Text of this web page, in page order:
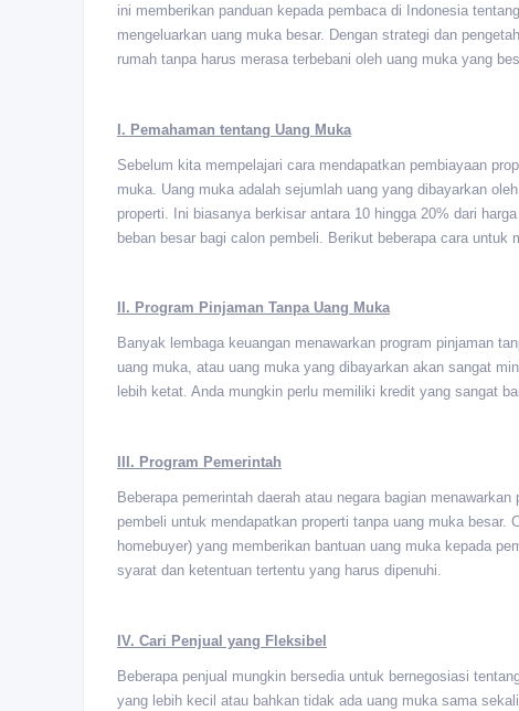
ini memberikan panduan kepada pembaca di Indonesia
mengeluarkan uang muka besar. Dengan strategi dan
rumah tanpa harus merasa terbebani oleh uang muka yang
I. Pemahaman tentang Uang Muka
Sebelum kita mempelajari cara mendapatkan pembiayaan
muka. Uang muka adalah sejumlah uang yang dibayarkan
properti. Ini biasanya berkisar antara 10 hingga 20% dari
beban besar bagi calon pembeli. Berikut beberapa cara untuk
II. Program Pinjaman Tanpa Uang Muka
Banyak lembaga keuangan menawarkan program pinjaman
uang muka, atau uang muka yang dibayarkan akan sangat
lebih ketat. Anda mungkin perlu memiliki kredit yang sangat
III. Program Pemerintah
Beberapa pemerintah daerah atau negara bagian
pembeli untuk mendapatkan properti tanpa uang muka
homebuyer) yang memberikan bantuan uang muka kepada
syarat dan ketentuan tertentu yang harus dipenuhi.
IV. Cari Penjual yang Fleksibel
Beberapa penjual mungkin bersedia untuk bernegosiasi
yang lebih kecil atau bahkan tidak ada uang muka sama